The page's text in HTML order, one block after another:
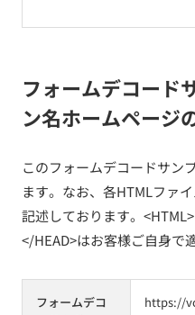
フォームデコード
ン名ホームページ
このフォームデコードサン
ます。なお、各HTMLファ
記述しております。
</HEAD>はお客様ご自身で
フォームデコ
https://